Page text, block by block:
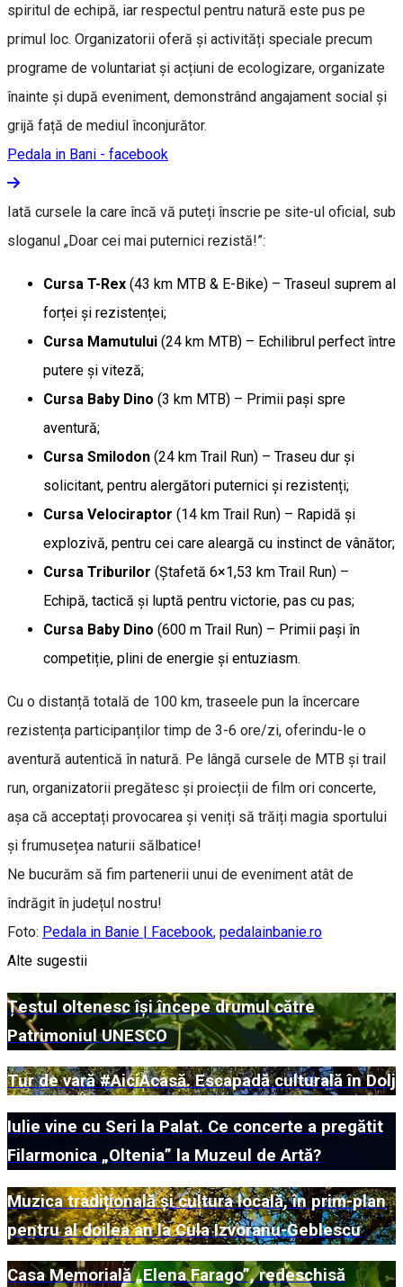
spiritul de echipă, iar respectul pentru natură este pus pe
primul loc. Organizatorii oferă și activități speciale precum
programe de voluntariat și acțiuni de ecologizare, organizate
înainte și după eveniment, demonstrând angajament social și
grijă față de mediul înconjurător.
Pedala in Bani - facebook
Iată cursele la care încă vă puteți înscrie pe site-ul oficial, sub
sloganul „Doar cei mai puternici rezistă!”:
Cursa T-Rex (43 km MTB & E-Bike) – Traseul suprem al
forței și rezistenței;
Cursa Mamutului (24 km MTB) – Echilibrul perfect între
putere și viteză;
Cursa Baby Dino (3 km MTB) – Primii pași spre
aventură;
Cursa Smilodon (24 km Trail Run) – Traseu dur și
solicitant, pentru alergători puternici și rezistenți;
Cursa Velociraptor (14 km Trail Run) – Rapidă și
explozivă, pentru cei care aleargă cu instinct de vânător;
Cursa Triburilor (Ștafetă 6×1,53 km Trail Run) –
Echipă, tactică și luptă pentru victorie, pas cu pas;
Cursa Baby Dino (600 m Trail Run) – Primii pași în
competiție, plini de energie și entuziasm.
Cu o distanță totală de 100 km, traseele pun la încercare
rezistența participanților timp de 3-6 ore/zi, oferindu-le o
aventură autentică în natură. Pe lângă cursele de MTB și trail
run, organizatorii pregătesc și proiecții de film ori concerte,
așa că acceptați provocarea și veniți să trăiți magia sportului
și frumusețea naturii sălbatice!
Ne bucurăm să fim partenerii unui de eveniment atât de
îndrăgit în județul nostru!
Foto: Pedala in Banie | Facebook, pedalainbanie.ro
Alte sugestii
Țestul oltenesc își începe drumul către
Patrimoniul UNESCO
Tur de vară #AiciAcasă. Escapadă culturală în Dolj
Iulie vine cu Seri la Palat. Ce concerte a pregătit
Filarmonica „Oltenia” la Muzeul de Artă?
Muzica tradițională și cultura locală, în prim-plan
pentru al doilea an la Cula Izvoranu-Geblescu
Casa Memorială „Elena Farago”, redeschisă